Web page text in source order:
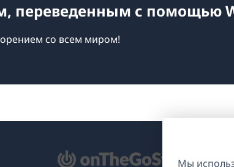
Мы
переведенным с помощью
со всем миром!